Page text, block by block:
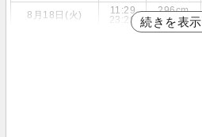
8月18日(火)
11:29
23:29
296cm
295cm
続きを表示